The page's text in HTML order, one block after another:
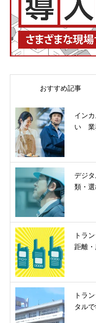
おすすめ記事
イン
い 業
デジ
類・選
トラ
距離・
トラ
タルで